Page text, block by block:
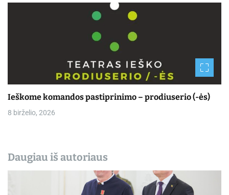
Ieškome komandos pastiprinimo – prodiuserio (-ės)
8 birželio, 2026
Daugiau iš autoriaus